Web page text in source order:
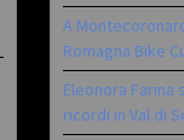
A
Romagna Bike
Eleonora Farina
ricordi in Val di